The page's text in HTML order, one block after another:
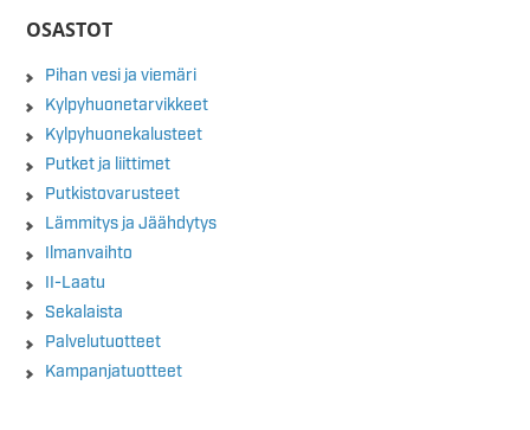
OSASTOT
Pihan vesi ja viemäri
Kylpyhuonetarvikkeet
Kylpyhuonekalusteet
Putket ja liittimet
Putkistovarusteet
Lämmitys ja Jäähdytys
Ilmanvaihto
II-Laatu
Sekalaista
Palvelutuotteet
Kampanjatuotteet